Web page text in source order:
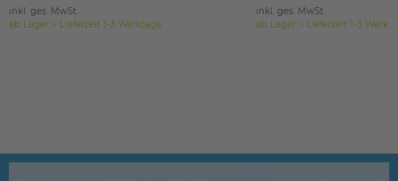
inkl. ges. MwSt.
ab Lager > Lieferzeit 1-3 Werktage
inkl. ges. MwSt.
ab Lager > Lieferzeit 1-3